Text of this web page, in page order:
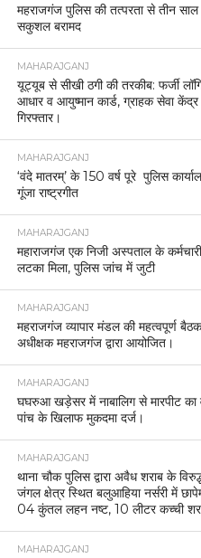
महराजगंज पुलिस की तत्परता से तीन साल
सकुशल बरामद
MAHARAJGANJ
यूट्यूब से सीखी ठगी की तरकीब: फर्जी
आधार व आयुष्मान कार्ड, ग्राहक सेवा केंद्र
गिरफ्तार।
MAHARAJGANJ
‘वंदे मातरम्’ के 150 वर्ष पूरे पुलिस
गूंजा राष्ट्रगीत
MAHARAJGANJ
महाराजगंज एक निजी अस्पताल के
लटका मिला, पुलिस जांच में जुटी
MAHARAJGANJ
महराजगंज व्यापार मंडल की महत्वपूर्ण
अधीक्षक महराजगंज द्वारा आयोजित।
MAHARAJGANJ
घघरुआ खड़ेसर में नाबालिग से मारपीट का
पांच के खिलाफ मुकदमा दर्ज।
MAHARAJGANJ
थाना चौक पुलिस द्वारा अवैध शराब के
जंगल क्षेत्र स्थित बलुआहिया नर्सरी में
04 कुंतल लहन नष्ट, 10 लीटर कच्ची
MAHARAJGANJ